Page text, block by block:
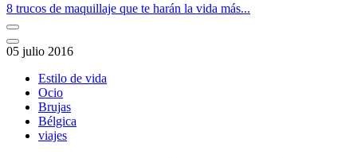
8 trucos de maquillaje que te harán la vida más...
05 julio 2016
Estilo de vida
Ocio
Brujas
Bélgica
viajes